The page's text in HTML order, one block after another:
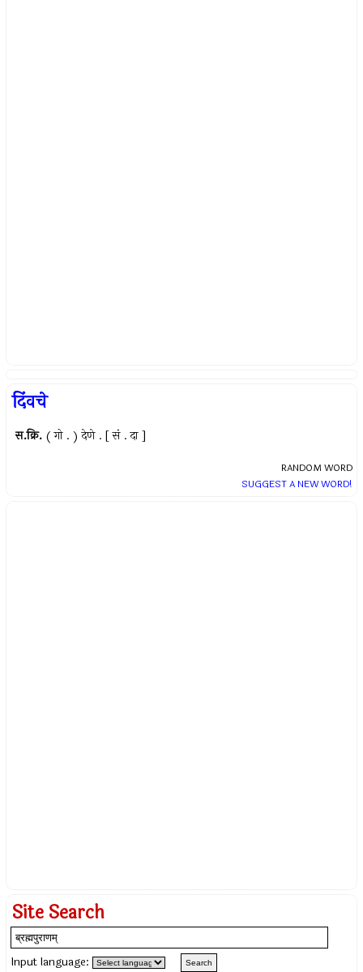
दिंवचे
स.क्रि. ( गो . ) देणे . [ सं . दा ]
RANDOM WORD
SUGGEST A NEW WORD!
Site Search
Input language: